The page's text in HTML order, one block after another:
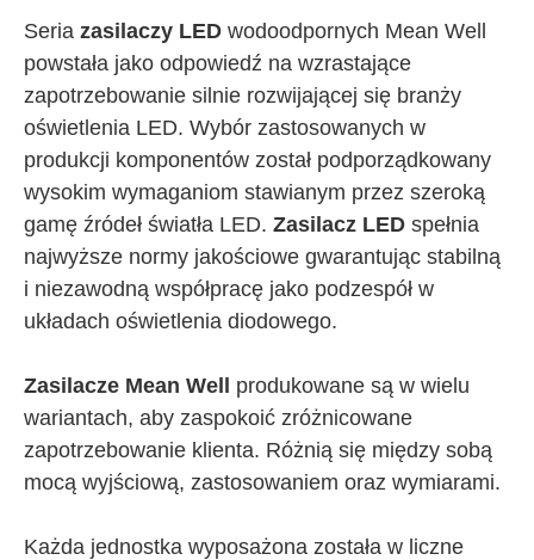
Seria zasilaczy LED wodoodpornych Mean Well
powstała jako odpowiedź na wzrastające
zapotrzebowanie silnie rozwijającej się branży
oświetlenia LED. Wybór zastosowanych w
produkcji komponentów został podporządkowany
wysokim wymaganiom stawianym przez szeroką
gamę źródeł światła LED. Zasilacz LED spełnia
najwyższe normy jakościowe gwarantując stabilną
i niezawodną współpracę jako podzespół w
układach oświetlenia diodowego.
Zasilacze Mean Well produkowane są w wielu
wariantach, aby zaspokoić zróżnicowane
zapotrzebowanie klienta. Różnią się między sobą
mocą wyjściową, zastosowaniem oraz wymiarami.
Każda jednostka wyposażona została w liczne